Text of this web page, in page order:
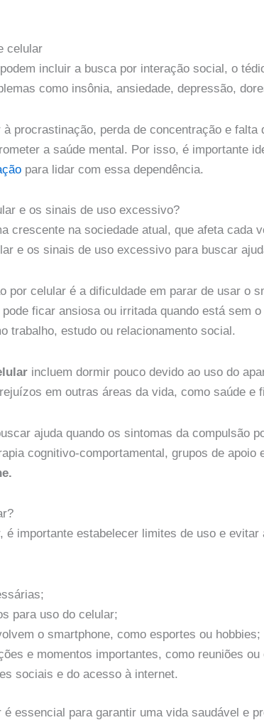
celular
incluir a busca por interação social, o
como insônia, ansiedade, depressão,
procrastinação, perda de concentração e
a saúde mental. Por isso, é importante
para lidar com essa dependência.
e os sinais de uso excessivo?
crescente na sociedade atual, que afeta
e os sinais de uso excessivo para buscar
por celular é a dificuldade em parar de usar o
ficar ansiosa ou irritada quando está sem
trabalho, estudo ou relacionamento social.
incluem dormir pouco devido ao uso do
em outras áreas da vida, como saúde e
ajuda quando os sintomas da compulsão
cognitivo-comportamental, grupos de
é importante estabelecer limites de uso e
para uso do celular;
o smartphone, como esportes ou hobbies;
e momentos importantes, como reuniões
sociais e do acesso à internet.
essencial para garantir uma vida saudável e